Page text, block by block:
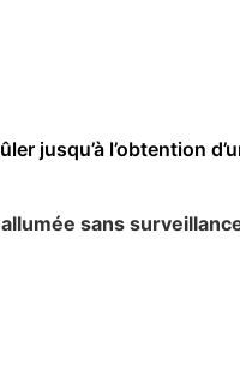
jusqu’à l’obtention
sans